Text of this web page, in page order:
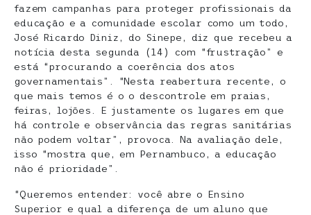
fazem campanhas para proteger profissionais da
educação e a comunidade escolar como um todo,
José Ricardo Diniz, do Sinepe, diz que recebeu a
notícia desta segunda (14) com “frustração” e
está “procurando a coerência dos atos
governamentais”. “Nesta reabertura recente, o
que mais temos é o o descontrole em praias,
feiras, lojões. E justamente os lugares em que
há controle e observância das regras sanitárias
não podem voltar”, provoca. Na avaliação dele,
isso “mostra que, em Pernambuco, a educação
não é prioridade”.
“Queremos entender: você abre o Ensino
Superior e qual a diferença de um aluno que